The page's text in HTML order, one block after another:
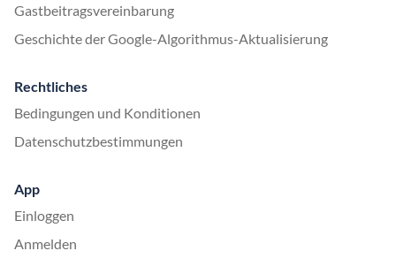
Gastbeitragsvereinbarung
Geschichte der Google-Algorithmus-Aktualisierung
Rechtliches
Bedingungen und Konditionen
Datenschutzbestimmungen
App
Einloggen
Anmelden